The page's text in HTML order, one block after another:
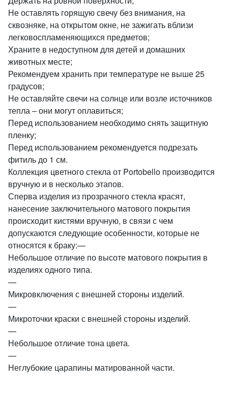
Не оставлять горящую свечу без внимания, на
сквозняке, на открытом окне, не зажигать вблизи
легковоспламеняющихся предметов;
Храните в недоступном для детей и домашних
животных месте;
Рекомендуем хранить при температуре не выше 25
градусов;
Не оставляйте свечи на солнце или возле источников
тепла – они могут оплавиться;
Перед использованием необходимо снять защитную
пленку;
Перед использованием рекомендуется подрезать
фитиль до 1 см.
Коллекция цветного стекла от Portobello производится
вручную и в несколько этапов.
Сперва изделия из прозрачного стекла красят,
нанесение заключительного матового покрытия
происходит кистями вручную, в связи с чем
допускаются следующие особенности, которые не
относятся к браку:—
Небольшое отличие по высоте матового покрытия в
изделиях одного типа.
—
Микровключения с внешней стороны изделий.
—
Микроточки краски с внешней стороны изделий.
—
Небольшое отличие тона цвета.
—
Неглубокие царапины матированной части.